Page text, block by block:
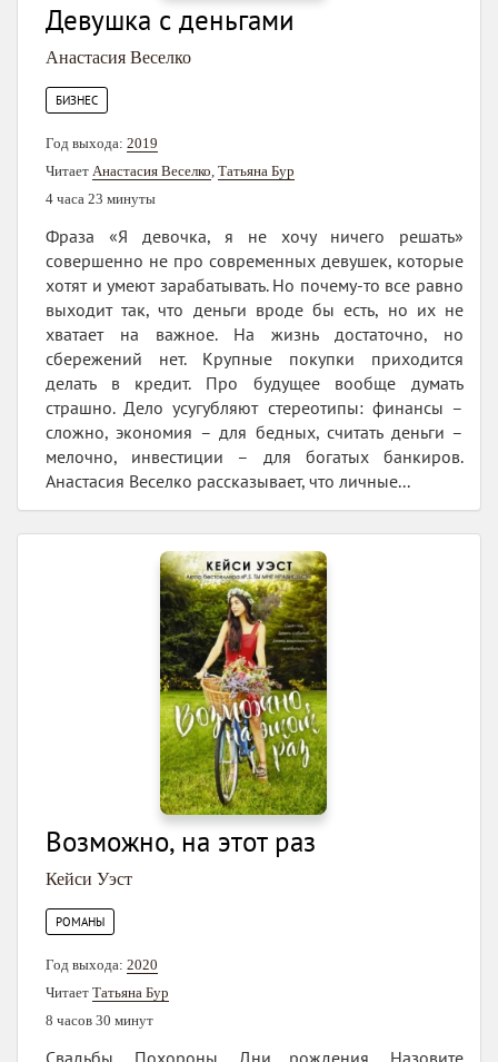
Девушка с деньгами
Анастасия Веселко
БИЗНЕС
Год выхода: 2019
Читает Анастасия Веселко Татьяна Бур
4 часа 23 минуты
Фраза «Я девочка, я не хочу ничего решать»
совершенно не про современных девушек, которые
хотят и умеют зарабатывать. Но почему-то все равно
выходит так, что деньги вроде бы есть, но их не
хватает на важное. На жизнь достаточно, но
сбережений нет. Крупные покупки приходится
делать в кредит. Про будущее вообще думать
страшно. Дело усугубляют стереотипы: финансы –
сложно, экономия – для бедных, считать деньги –
мелочно, инвестиции – для богатых банкиров.
Анастасия Веселко рассказывает, что личные...
Возможно, на этот раз
Кейси Уэст
РОМАНЫ
Год выхода: 2020
Читает Татьяна Бур
8 часов 30 минут
Свадьбы. Похороны. Дни рождения. Назовите